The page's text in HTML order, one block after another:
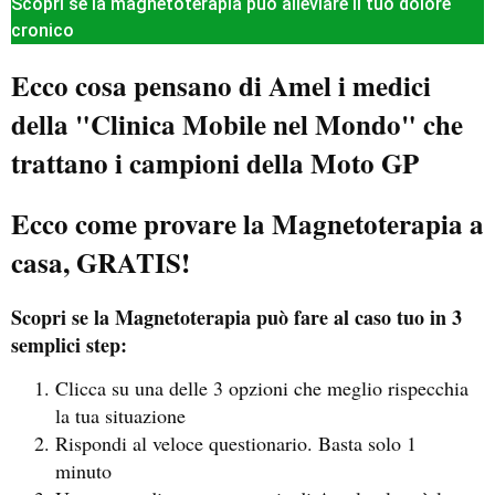
cronico
Ecco cosa pensano di Amel i medici
della "Clinica Mobile nel Mondo" che
trattano i campioni della Moto GP
Ecco come provare la Magnetoterapia a
casa, GRATIS!
Scopri se la Magnetoterapia può fare al caso tuo in 3
semplici step:
Clicca su una delle 3 opzioni che meglio rispecchia
la tua situazione
Rispondi al veloce questionario. Basta solo 1
minuto